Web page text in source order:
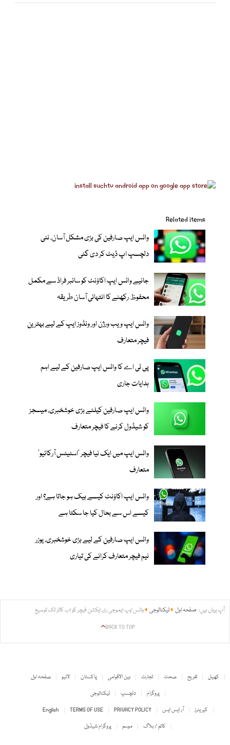
Related items
واٹس ایپ صارفین کی بڑی مشکل آسان، نئی
دلچسپ اپ ڈیٹ کر دی گئی
جانیے واٹس ایپ اکاؤنٹ کو سائبر فراڈ سے مکمل
محفوظ رکھنے کا انتہائی آسان طریقہ
واٹس ایپ ویب ورژن اور ونڈوز ایپ کے لیے بہترین
فیچر متعارف
پی ٹی اے کا واٹس ایپ صارفین کے لیے اہم
ہدایات جاری
واٹس ایپ صارفین کیلئے بڑی خوشخبری، میسجز
کو شیڈول کرنے کا فیچر متعارف
واٹس ایپ میں ایک نیا فیچر ’اسٹیٹس آرکائیو‘
متعارف
واٹس ایپ اکاؤنٹ کیسے ہیک ہو جاتا ہے؟ اور
کیسے اس سے بحال کیا جا سکتا ہے
واٹس ایپ صارفین کے لیے بڑی خوشخبری، یوزر
نیم فیچر متعارف کرانے کی تیاری
آپ یہاں ہیں: صفحہ اول ٹیکنالوجی واٹس ایپ ایموجی ری ایکشن فیچر کو اب کالز تک توسیع
BACK TO TOP
صفحہ اول لائیو پاکستان بین الاقوامی تجارت صحت تفریح
کھیل
ٹیکنالوجی
دلچسپ
پروگرام
English
TERMS OF USE PRIVACY POLICY آر ایس ایس
کیریئرز
پروگرام شیڈول
موسم کالم / بلاگ